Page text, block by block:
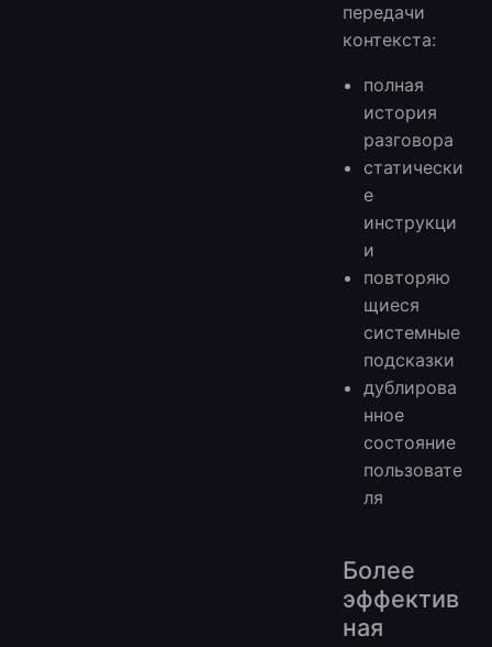
передачи
контекста:
полная
история
разговора
статически
е
инструкци
и
повторяю
щиеся
системные
подсказки
дублирова
нное
состояние
пользовате
ля
Более
эффектив
ная